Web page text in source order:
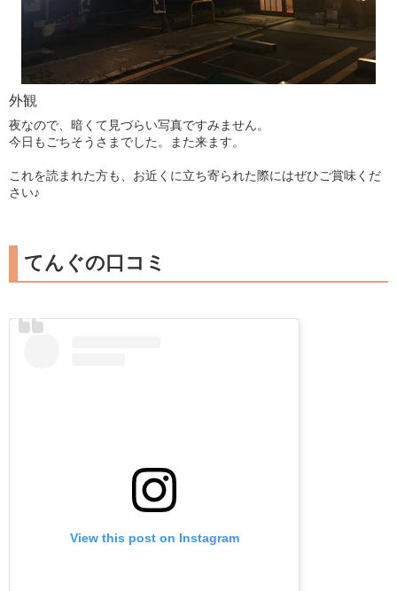
外観
夜なので、暗くて見づらい写真ですみません。
今日もごちそうさまでした。また来ます。
これを読まれた方も、お近くに立ち寄られた際にはぜひご賞味くだ
さい♪
てんぐの口コミ
View this post on Instagram